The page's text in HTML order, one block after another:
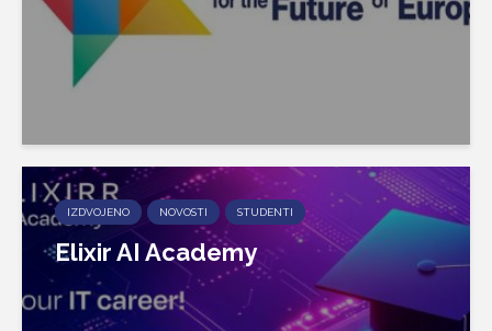
IZDVOJENO NOVOSTI STUDENTI
Elixir AI Academy